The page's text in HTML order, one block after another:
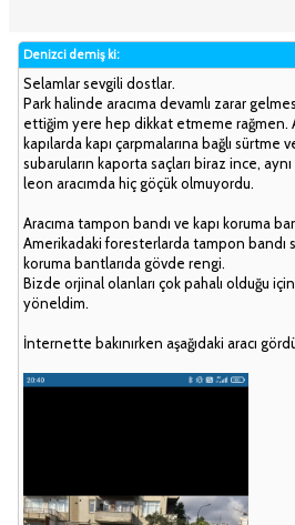
Denizci demiş ki:
Selamlar sevgili dostlar.
Park halinde aracıma devamlı zarar
ettiğim yere hep dikkat etmeme rağmen.
kapılarda kapı çarpmalarına bağlı sürtme
subaruların kaporta saçları biraz ince,
leon aracımda hiç göçük olmuyordu.
Aracıma tampon bandı ve kapı koruma
Amerikadaki foresterlarda tampon bandı
koruma bantlarıda gövde rengi.
Bizde orjinal olanları çok pahalı olduğu
yöneldim.
İnternette bakınırken aşağıdaki aracı